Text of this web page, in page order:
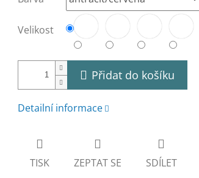
Velikost
Přidat do košíku
Detailní informace
TISK ZEPTAT SE SDÍLET